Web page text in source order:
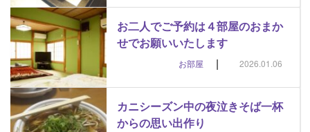
お二人でご予約は４部屋のおまか
せでお願いいたします
お部屋 | 2026.01.06
カニシーズン中の夜泣きそば一杯
からの思い出作り